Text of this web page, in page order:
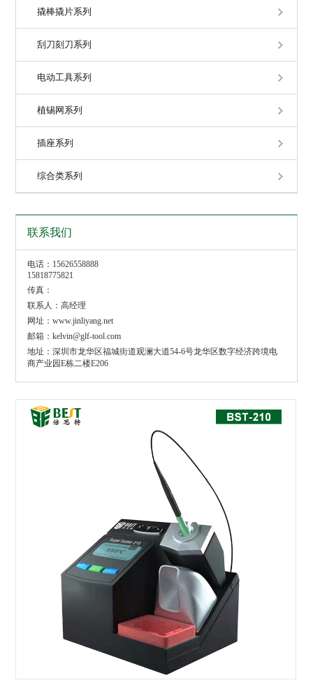
撬棒撬片系列
刮刀刻刀系列
电动工具系列
植锡网系列
插座系列
综合类系列
联系我们
电话：15626558888
15818775821
传真：
联系人：高经理
网址：www.jinliyang.net
邮箱：kelvin@glf-tool.com
地址：深圳市龙华区福城街道观澜大道54-6号龙华区数字经济跨境电
商产业园E栋二楼E206